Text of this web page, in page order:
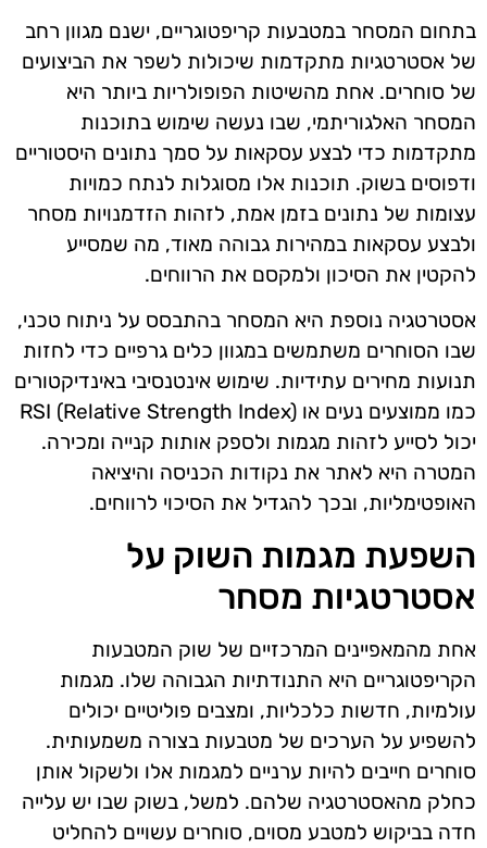
בתחום המסחר במטבעות קריפטוגריים, ישנם מגוון רחב
של אסטרטגיות מתקדמות שיכולות לשפר את הביצועים
של סוחרים. אחת מהשיטות הפופולריות ביותר היא
המסחר האלגוריתמי, שבו נעשה שימוש בתוכנות
מתקדמות כדי לבצע עסקאות על סמך נתונים היסטוריים
ודפוסים בשוק. תוכנות אלו מסוגלות לנתח כמויות
עצומות של נתונים בזמן אמת, לזהות הזדמנויות מסחר
ולבצע עסקאות במהירות גבוהה מאוד, מה שמסייע
להקטין את הסיכון ולמקסם את הרווחים.
אסטרטגיה נוספת היא המסחר בהתבסס על ניתוח טכני,
שבו הסוחרים משתמשים במגוון כלים גרפיים כדי לחזות
תנועות מחירים עתידיות. שימוש אינטנסיבי באינדיקטורים
כמו ממוצעים נעים או RSI (Relative Strength Index)
יכול לסייע לזהות מגמות ולספק אותות קנייה ומכירה.
המטרה היא לאתר את נקודות הכניסה והיציאה
האופטימליות, ובכך להגדיל את הסיכוי לרווחים.
השפעת מגמות השוק על
אסטרטגיות מסחר
אחת מהמאפיינים המרכזיים של שוק המטבעות
הקריפטוגריים היא התנודתיות הגבוהה שלו. מגמות
עולמיות, חדשות כלכליות, ומצבים פוליטיים יכולים
להשפיע על הערכים של מטבעות בצורה משמעותית.
סוחרים חייבים להיות ערניים למגמות אלו ולשקול אותן
כחלק מהאסטרטגיה שלהם. למשל, בשוק שבו יש עלייה
חדה בביקוש למטבע מסוים, סוחרים עשויים להחליט